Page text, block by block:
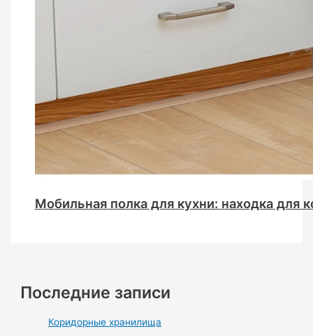
Мобильная полка для кухни: находка для
Последние записи
Коридорные хранилища